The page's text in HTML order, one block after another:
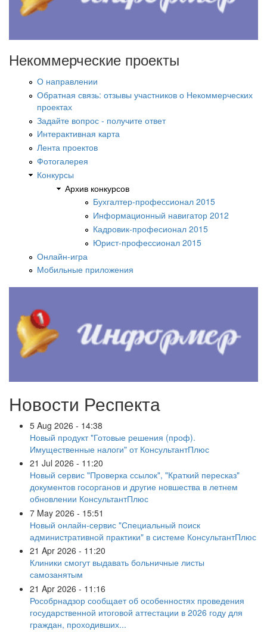
Некоммерческие проекты
О направлении
Обратная связь: отзывы участников о Некоммерческих
проектах
Задайте вопрос - получите ответ
Интерактивная карта
Лента проектов
Фотогалерея
Конкурсы
Архив конкурсов
Бухгалтер-профессионал 2015
Информационный навигатор 2012
Кадровик-професионал 2015
Юрист-профессионал 2015
Онлайн-игра
Мобильные приложения
Новости Респекта
5 Aug 2026 - 14:38
Новый продукт "Готовые решения (проф).
Имущественные налоги" от КонсультантПлюс
21 Jul 2026 - 11:20
Новый сервис "Проверка ссылок", "Краткий пересказ"
документов госорганов и другие новшества в летнем
обновлении КонсультантПлюс
7 May 2026 - 15:51
Новый онлайн-сервис "Специальный поиск
административной практики" в системе КонсультантПлюс
21 Apr 2026 - 11:20
Клиники смогут выдавать больничные листы
самозанятым
21 Apr 2026 - 11:16
Рособрнадзор сообщает об особенностях проведения
государственной итоговой аттестации в 2026 году для
граждан, проходивших...